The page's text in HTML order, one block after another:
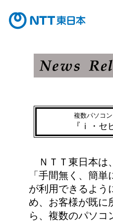
複数パソコ
『ｉ・セ
ＮＴＴ東日本は
「手間無く、簡
が利用できるよう
め、お客様が既に
ら、複数のパソコ